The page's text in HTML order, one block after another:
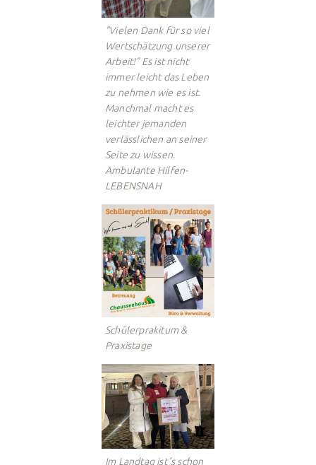
"Vielen Dank für so viel
Wertschätzung unserer
Arbeit!" Es ist nicht
immer leicht das Leben
zu nehmen wie es ist.
Manchmal macht es
leichter jemanden
verlässlichen an seiner
Seite zu wissen.
Ambulante Hilfen-
LEBENSNAH
Schülerprakitum &
Praxistage
Im Landtag ist´s schon